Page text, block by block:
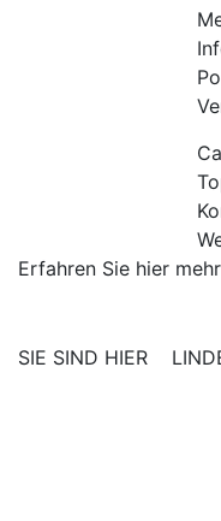
Erfahren Sie hier
SIE SIND HIER